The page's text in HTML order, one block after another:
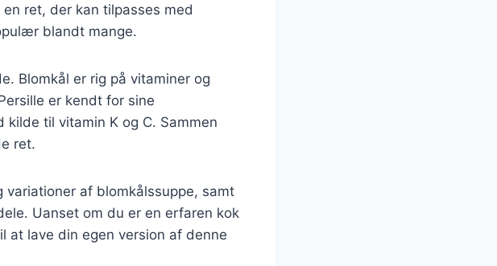
ret, der kan tilpasses med
blandt mange.
Blomkål er rig på vitaminer og
er kendt for sine
til vitamin K og C. Sammen
ret.
af blomkålssuppe, samt
Uanset om du er en erfaren kok
at lave din egen version af denne